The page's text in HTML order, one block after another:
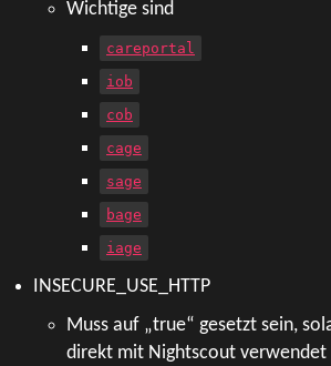
Wichtige sind
careportal
iob
cob
cage
sage
bage
iage
INSECURE_USE_HTTP
Muss auf „true“ gesetzt sein,
direkt mit Nightscout verwendet